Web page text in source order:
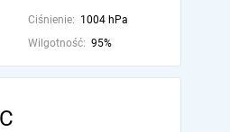
Ciśnienie: 1004 hPa
Wilgotność: 95%